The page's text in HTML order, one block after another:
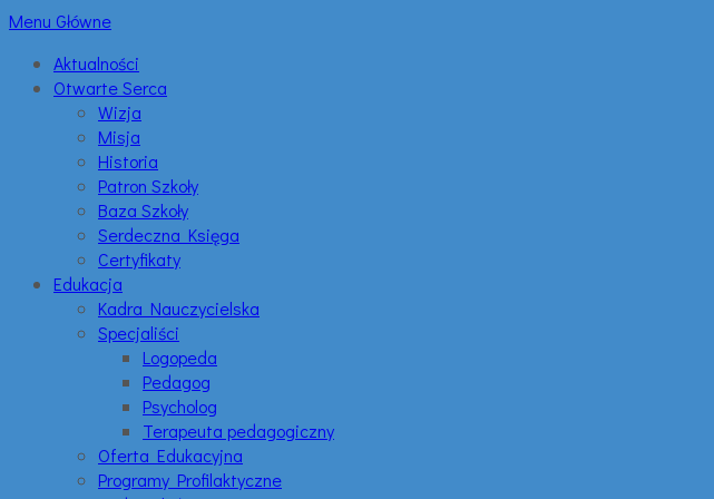
Menu Główne
Aktualności
Otwarte Serca
Wizja
Misja
Historia
Patron Szkoły
Baza Szkoły
Serdeczna Księga
Certyfikaty
Edukacja
Kadra Nauczycielska
Specjaliści
Logopeda
Pedagog
Psycholog
Terapeuta pedagogiczny
Oferta Edukacyjna
Programy Profilaktyczne